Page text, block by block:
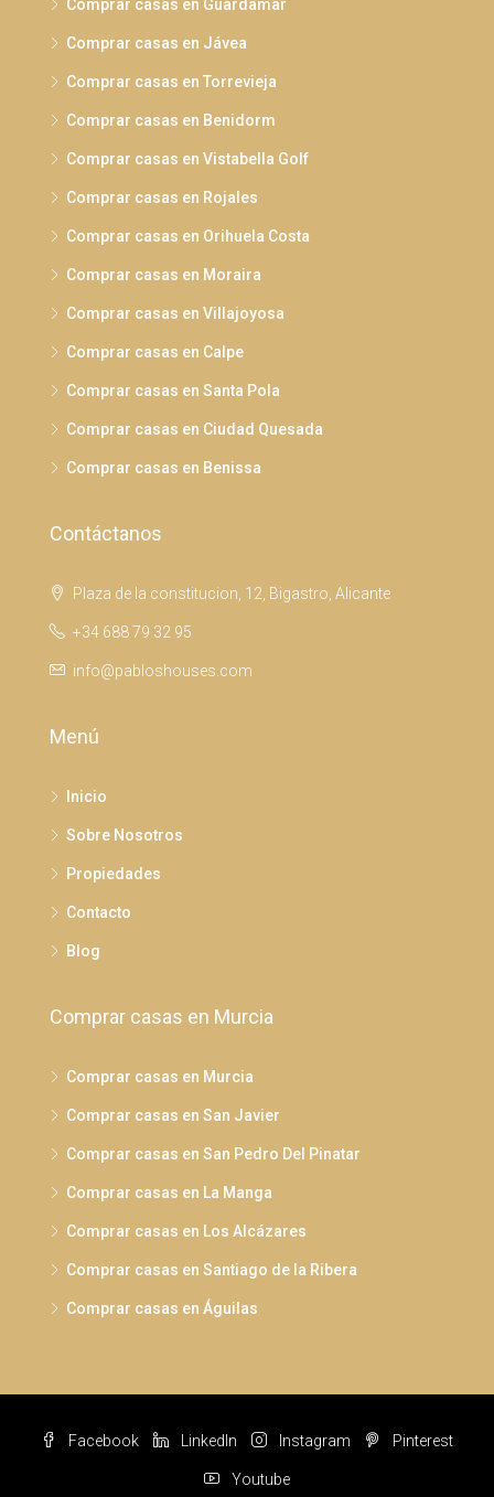
Comprar casas en Guardamar
Comprar casas en Jávea
Comprar casas en Torrevieja
Comprar casas en Benidorm
Comprar casas en Vistabella Golf
Comprar casas en Rojales
Comprar casas en Orihuela Costa
Comprar casas en Moraira
Comprar casas en Villajoyosa
Comprar casas en Calpe
Comprar casas en Santa Pola
Comprar casas en Ciudad Quesada
Comprar casas en Benissa
Contáctanos
Plaza de la constitucion, 12, Bigastro, Alicante
+34 688 79 32 95
info@pabloshouses.com
Menú
Inicio
Sobre Nosotros
Propiedades
Contacto
Blog
Comprar casas en Murcia
Comprar casas en Murcia
Comprar casas en San Javier
Comprar casas en San Pedro Del Pinatar
Comprar casas en La Manga
Comprar casas en Los Alcázares
Comprar casas en Santiago de la Ribera
Comprar casas en Águilas
Facebook LinkedIn Instagram Pinterest
Youtube